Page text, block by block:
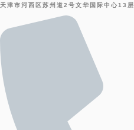
天津市河西区苏州道2号文华国际中心13层